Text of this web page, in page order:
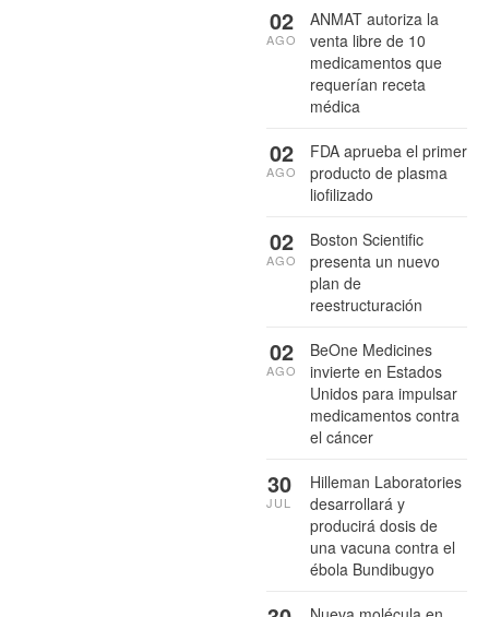
ANMAT autoriza la
venta libre de 10
medicamentos que
requerían receta
médica
02
AGO
FDA aprueba el primer
producto de plasma
liofilizado
02
AGO
Boston Scientific
presenta un nuevo
plan de
reestructuración
02
AGO
BeOne Medicines
invierte en Estados
Unidos para impulsar
medicamentos contra
el cáncer
02
AGO
Hilleman Laboratories
desarrollará y
producirá dosis de
una vacuna contra el
ébola Bundibugyo
30
JUL